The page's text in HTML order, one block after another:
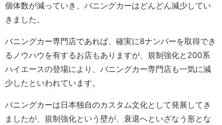
個体数が減っていき、バニングカーはどんどん減少してい
きました。
バニングカー専門店であれば、確実に8ナンバーを取得でき
るノウハウを有するお店もありますが、規制強化と200系
ハイエースの登場により、バニングカー専門店も一気に減
少したといわれています。
バニングカーは日本独自のカスタム文化として発展してき
ましたが、規制強化という壁が、衰退へといざなう形とな